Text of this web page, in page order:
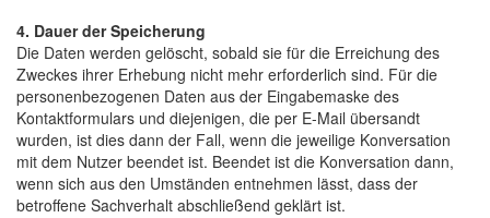
4. Dauer der Speicherung
Die Daten werden gelöscht, sobald sie für die Erreichung des
Zweckes ihrer Erhebung nicht mehr erforderlich sind. Für die
personenbezogenen Daten aus der Eingabemaske des
Kontaktformulars und diejenigen, die per E-Mail übersandt
wurden, ist dies dann der Fall, wenn die jeweilige Konversation
mit dem Nutzer beendet ist. Beendet ist die Konversation dann,
wenn sich aus den Umständen entnehmen lässt, dass der
betroffene Sachverhalt abschließend geklärt ist.